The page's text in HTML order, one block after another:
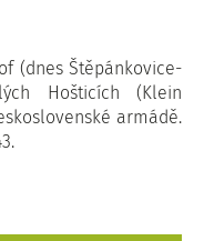
(dnes Štěpánkovice-
Hošticích (Klein
armádě.